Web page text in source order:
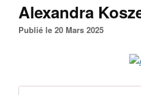
Alexandra
Publié le 20 Mars 2025